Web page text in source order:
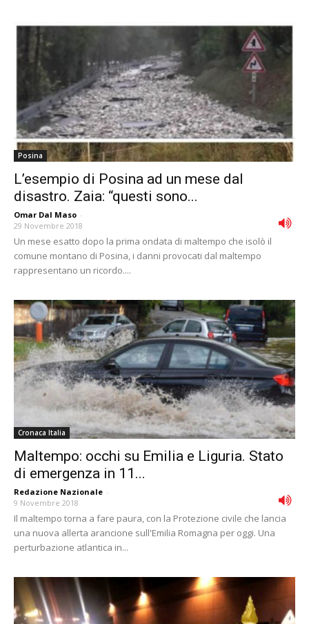
Posina
L’esempio di Posina ad un mese dal
disastro. Zaia: “questi sono...
Omar Dal Maso -
29 Novembre 2018
Un mese esatto dopo la prima ondata di maltempo che isolò il
comune montano di Posina, i danni provocati dal maltempo
rappresentano un ricordo....
Cronaca Italia
Maltempo: occhi su Emilia e Liguria. Stato
di emergenza in 11...
Redazione Nazionale -
9 Novembre 2018
Il maltempo torna a fare paura, con la Protezione civile che lancia
una nuova allerta arancione sull'Emilia Romagna per oggi. Una
perturbazione atlantica in...